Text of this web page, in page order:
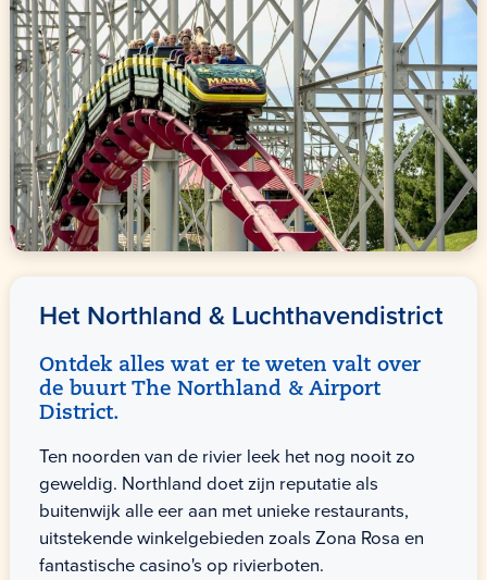
Het Northland & Luchthavendistrict
Ontdek alles wat er te weten valt over
de buurt The Northland & Airport
District.
Ten noorden van de rivier leek het nog nooit zo
geweldig. Northland doet zijn reputatie als
buitenwijk alle eer aan met unieke restaurants,
uitstekende winkelgebieden zoals Zona Rosa en
fantastische casino's op rivierboten.